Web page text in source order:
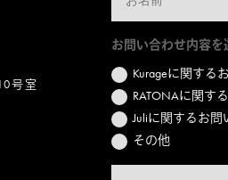
号室
お問い合わせ内容を
Kurageに関する
RATONAに関す
Juliに関するお問
その他